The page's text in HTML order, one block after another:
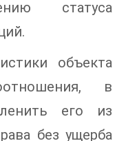
статуса
объекта
в
его из
без ущерба